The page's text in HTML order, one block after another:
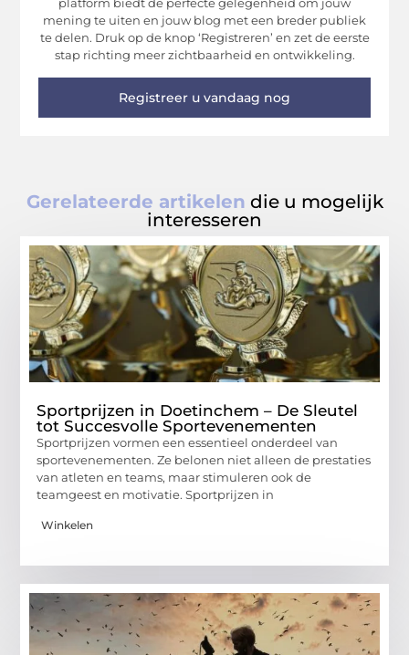
mening te uiten en jouw blog met een breder publiek
te delen. Druk op de knop ‘Registreren’ en zet de eerste
stap richting meer zichtbaarheid en ontwikkeling.
Registreer u vandaag nog
Gerelateerde artikelen die u mogelijk
interesseren
Sportprijzen in Doetinchem – De Sleutel
tot Succesvolle Sportevenementen
Sportprijzen vormen een essentieel onderdeel van
sportevenementen. Ze belonen niet alleen de prestaties
van atleten en teams, maar stimuleren ook de
teamgeest en motivatie. Sportprijzen in
Winkelen